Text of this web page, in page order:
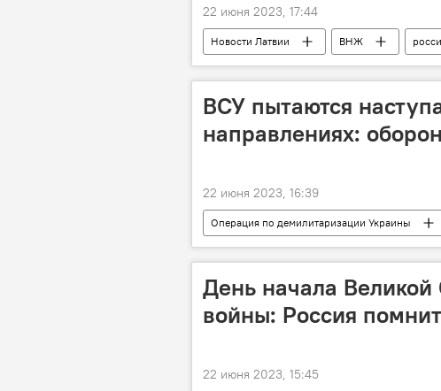
22 июня 2023, 17:44
Новости Латвии ВНЖ
ВСУ пытаются
направлениях:
22 июня 2023, 16:39
Операция по демилитаризации Украины
военная операция
военная техника
День начала Великой
войны: Россия
22 июня 2023, 15:45